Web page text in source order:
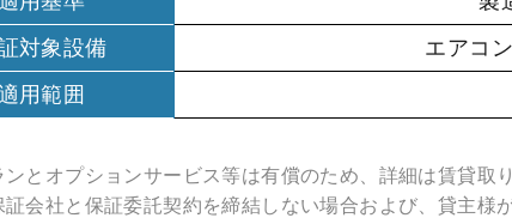
対象設備
エアコ
用範囲
ンとオプションサービス等は有償のため、詳細は賃貸取
証会社と保証委託契約を締結しない場合および、貸主様